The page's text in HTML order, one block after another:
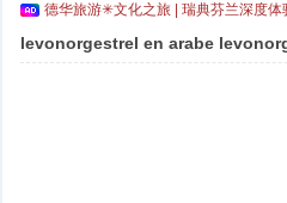
德华旅游✳文化之旅 | 瑞典芬兰深度
levonorgestrel en arabe